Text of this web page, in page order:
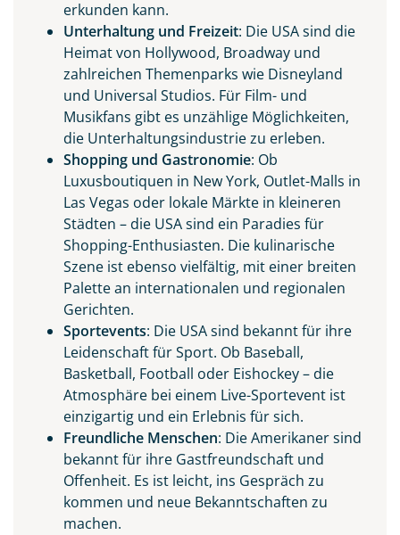
Central Park im Herbst
© rabbit75_fot - Fotolia
erkunden kann.
Unterhaltung und Freizeit: Die USA sind die
Heimat von Hollywood, Broadway und
zahlreichen Themenparks wie Disneyland
und Universal Studios. Für Film- und
Musikfans gibt es unzählige Möglichkeiten,
die Unterhaltungsindustrie zu erleben.
Shopping und Gastronomie: Ob
Luxusboutiquen in New York, Outlet-Malls in
Las Vegas oder lokale Märkte in kleineren
Städten – die USA sind ein Paradies für
Shopping-Enthusiasten. Die kulinarische
Szene ist ebenso vielfältig, mit einer breiten
Palette an internationalen und regionalen
Gerichten.
Sportevents: Die USA sind bekannt für ihre
Leidenschaft für Sport. Ob Baseball,
Basketball, Football oder Eishockey – die
Atmosphäre bei einem Live-Sportevent ist
einzigartig und ein Erlebnis für sich.
Freundliche Menschen: Die Amerikaner sind
bekannt für ihre Gastfreundschaft und
Offenheit. Es ist leicht, ins Gespräch zu
kommen und neue Bekanntschaften zu
machen.